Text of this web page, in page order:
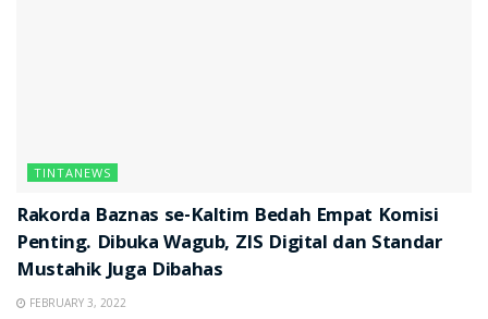
TINTANEWS
Rakorda Baznas se-Kaltim Bedah Empat Komisi
Penting. Dibuka Wagub, ZIS Digital dan Standar
Mustahik Juga Dibahas
FEBRUARY 3, 2022